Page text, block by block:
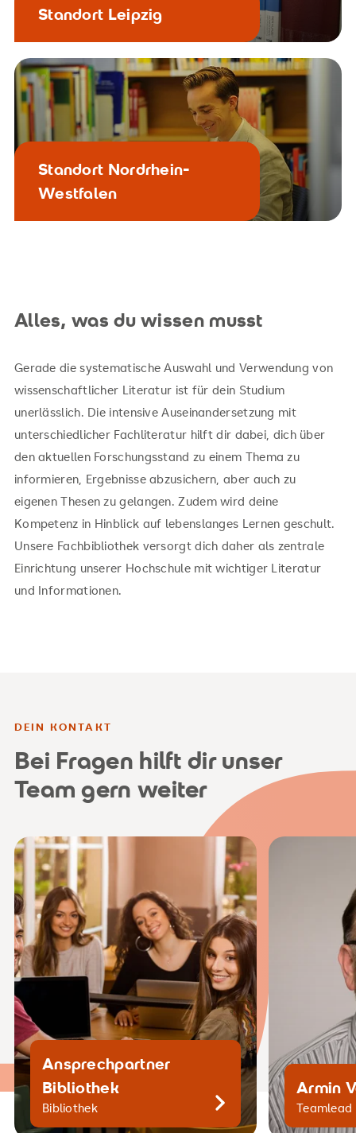
Standort Leipzig
Standort Nordrhein-
Westfalen
Alles, was du wissen musst
Gerade die systematische Auswahl und Verwendung von
wissenschaftlicher Literatur ist für dein Studium
unerlässlich. Die intensive Auseinandersetzung mit
unterschiedlicher Fachliteratur hilft dir dabei, dich über
den aktuellen Forschungsstand zu einem Thema zu
informieren, Ergebnisse abzusichern, aber auch zu
eigenen Thesen zu gelangen. Zudem wird deine
Kompetenz in Hinblick auf lebenslanges Lernen geschult.
Unsere Fachbibliothek versorgt dich daher als zentrale
Einrichtung unserer Hochschule mit wichtiger Literatur
und Informationen.
DEIN KONTAKT
Bei Fragen hilft dir unser
Team gern weiter
Ansprechpartner
Bibliothek
Bibliothek Kontaktiere uns gern
Armin